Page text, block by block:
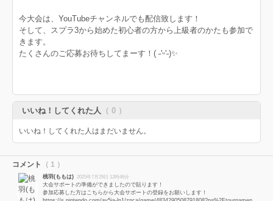
今大会は、YouTubeチャンネルでも配信致します！
そして、スプラ3から始めた初心者の方から上級者のかたも参加で
きます。
たくさんのご応募お待ちしてまーす！( ˶'ᵕ'˶)✨️
いいね！してくれた人 （ 0 ）
いいね！してくれた人はまだいません。
コメント （ 1 ）
桃羽(ももは) 2025年7月29日 12時46分
大会サポートの準備ができましたので貼ります！
参加応募した方はこちらから大会サポートの登録をお願いします！